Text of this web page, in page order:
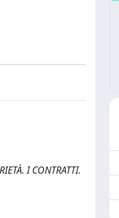
I CONTRATTI.